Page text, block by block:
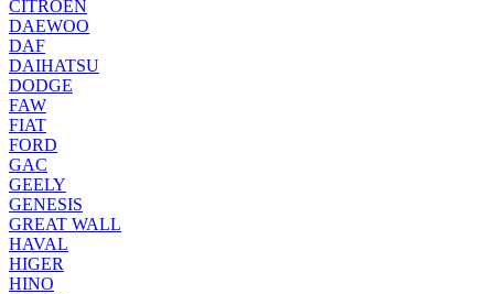
CITROEN
DAEWOO
DAF
DAIHATSU
DODGE
FAW
FIAT
FORD
GAC
GEELY
GENESIS
GREAT WALL
HAVAL
HIGER
HINO